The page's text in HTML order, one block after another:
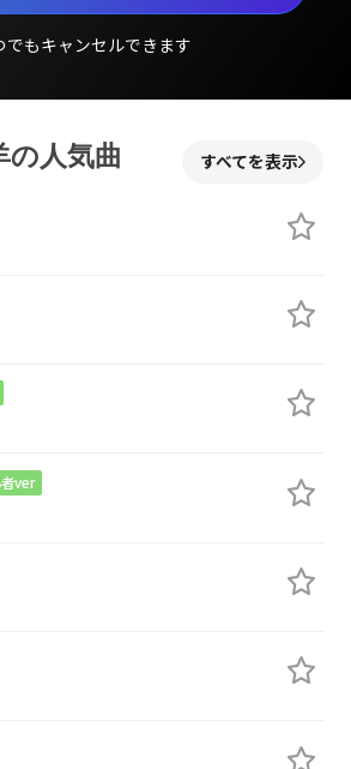
でもキャンセルできます
の人気曲 すべてを表示
ver